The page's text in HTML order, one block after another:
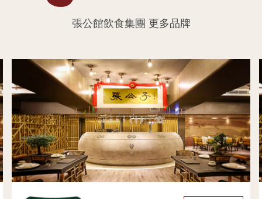
張公館飲食集團 更多品牌